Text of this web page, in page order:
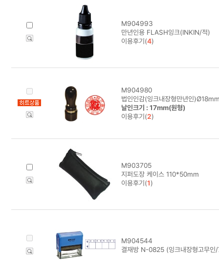
M904993
만년인용 FLASH잉크(INKIN/적)
이용후기(4)
M904980
법인인감(잉크내장형만년인
날인크기 : 17mm(원형)
이용후기(2)
M903705
지퍼도장 케이스 110*50mm
이용후기(1)
M904544
결재방 N-0825 (잉크내장형고무